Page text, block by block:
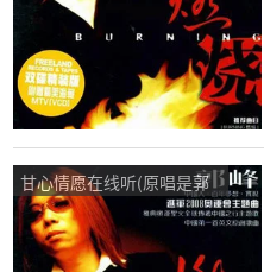
甘心情愿在线听(原唱是郭
峰)，娟娟演唱点播:128次